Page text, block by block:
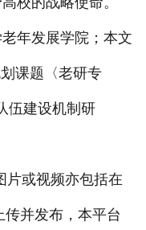
年发展学院；本文
课题〈老研专
伍建设机制研
或视频亦包括在
传并发布，本平台